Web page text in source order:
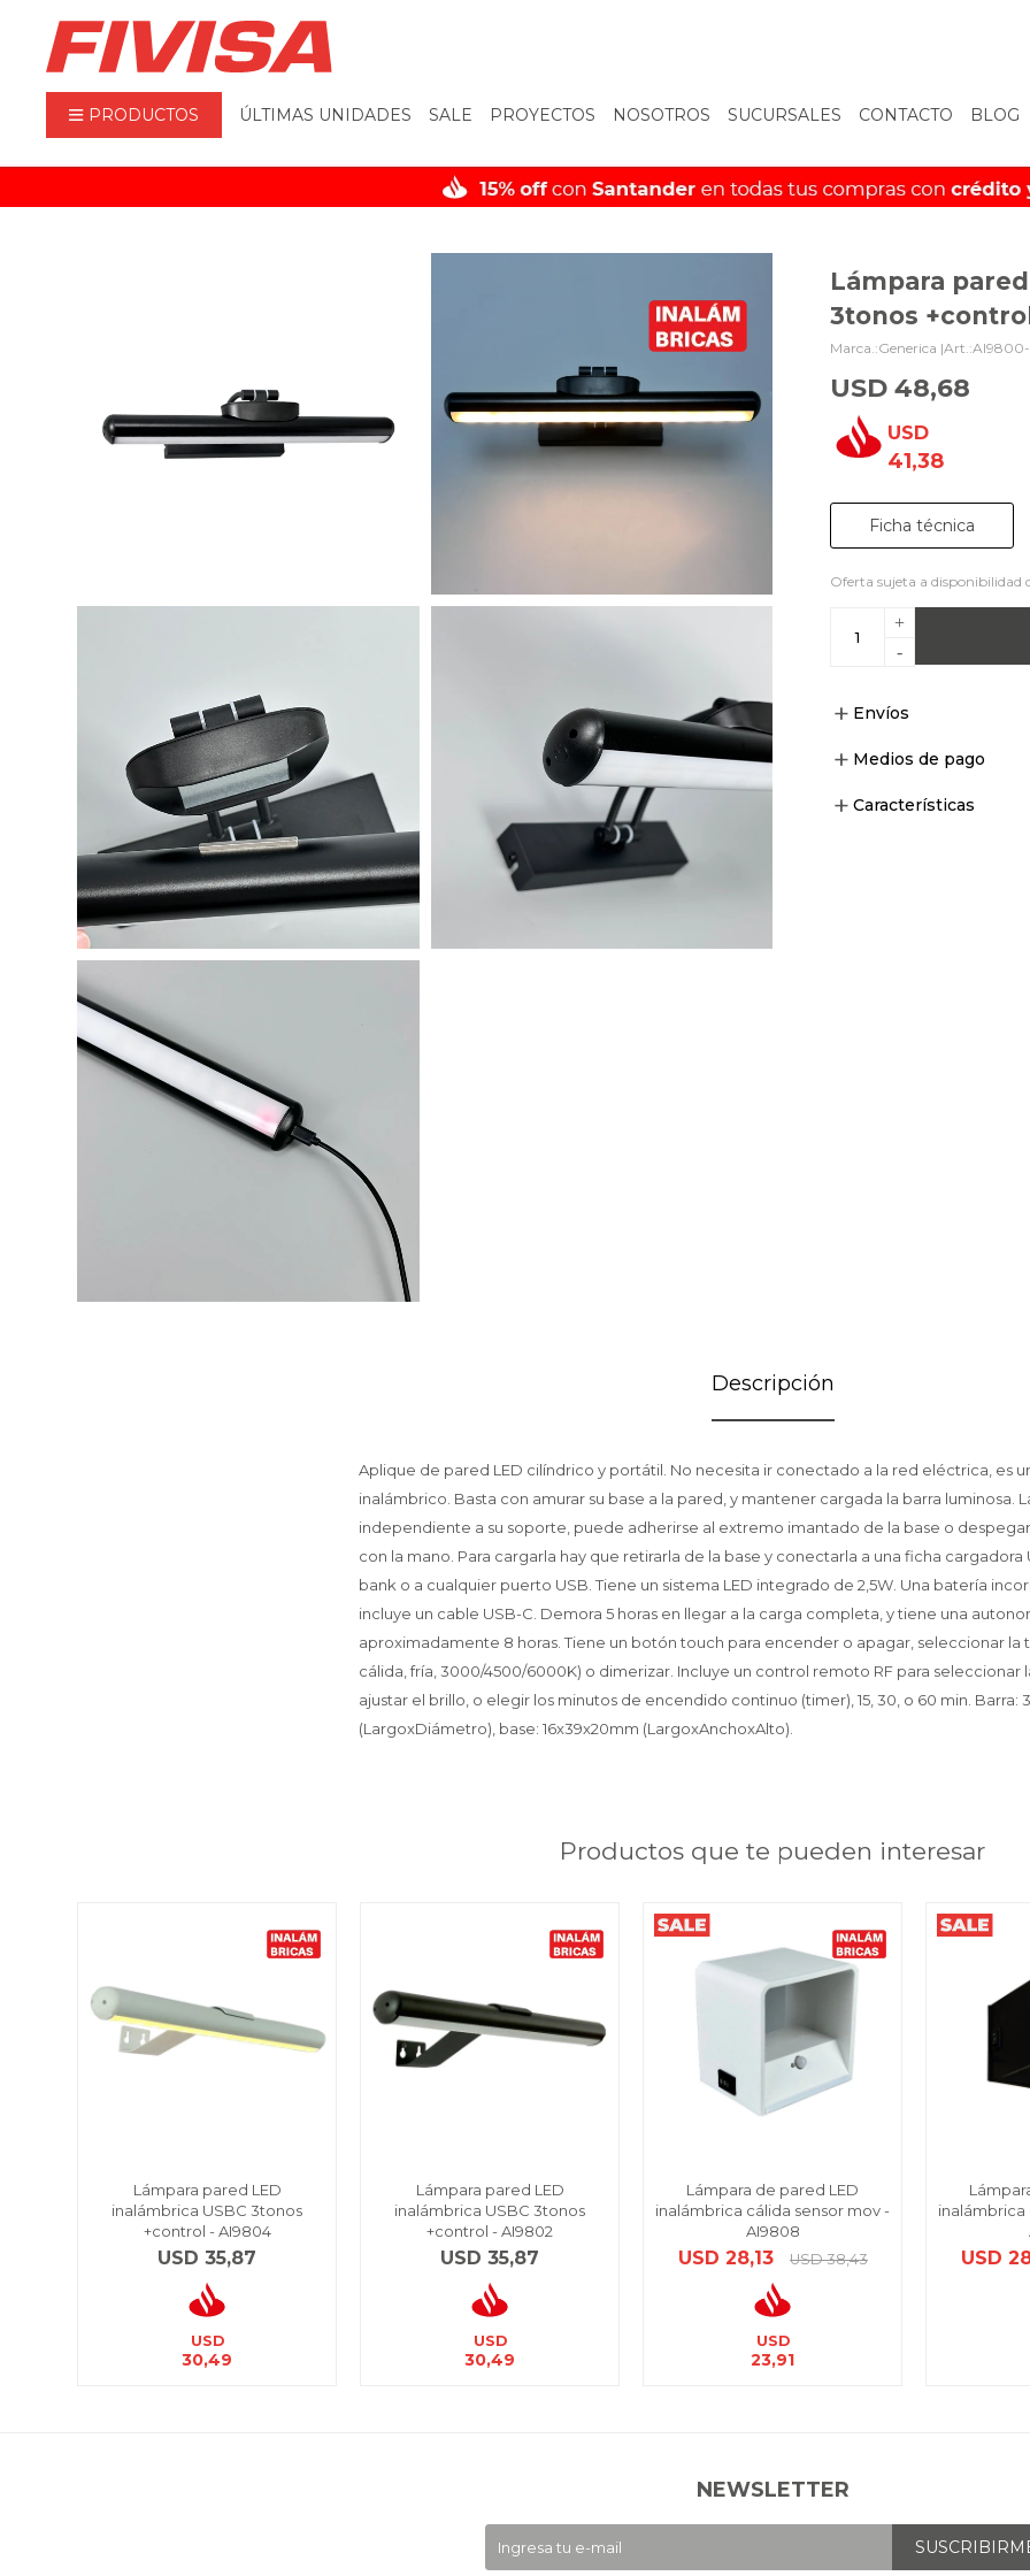
PRODUCTOS ÚLTIMAS UNIDADES SALE PROYECTOS NOSOTROS SUCURSALES CONTACTO BLOG
Lámpara
3tonos
Generica |
USD 48,68
USD
41,38
Ficha técnica
Oferta sujeta a disponibilidad
+
-
Envíos
Medios de pago
Características
Descripción
Aplique de pared LED cilíndrico y portátil. No necesita ir conectado a la red eléctrica, es
inalámbrico. Basta con amurar su base a la pared, y mantener cargada la barra luminosa.
independiente a su soporte, puede adherirse al extremo imantado de la base o
con la mano. Para cargarla hay que retirarla de la base y conectarla a una ficha cargadora
bank o a cualquier puerto USB. Tiene un sistema LED integrado de 2,5W. Una batería
incluye un cable USB-C. Demora 5 horas en llegar a la carga completa, y tiene una
aproximadamente 8 horas. Tiene un botón touch para encender o apagar, seleccionar la
cálida, fría, 3000/4500/6000K) o dimerizar. Incluye un control remoto RF para seleccionar
ajustar el brillo, o elegir los minutos de encendido continuo (timer), 15, 30, o 60 min. Barra:
(LargoxDiámetro), base: 16x39x20mm (LargoxAnchoxAlto).
Productos que te pueden interesar
Lámpara pared LED
inalámbrica USBC 3tonos
+control - AI9804
USD 35,87
USD
30,49
Lámpara pared LED
inalámbrica USBC 3tonos
+control - AI9802
USD 35,87
USD
30,49
Lámpara de pared LED
inalámbrica cálida sensor mov -
AI9808
USD 28,13 USD 38,43
USD
23,91
inalámbrica
USD
NEWSLETTER